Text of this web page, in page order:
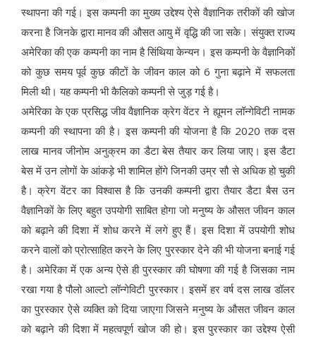
स्थापना की गई। इस कम्पनी का मुख्य उद्देश्य ऐसे वैज्ञानिक तरीकों की खोज
करना है जिनके द्वारा मानव की औसत आयु में वृद्धि की जा सके। संयुक्त राज्य
अमेरिका की एक कम्पनी का नाम है सिंथिया केन्यन। इस कम्पनी के वैज्ञानिकों
को कुछ समय पूर्व कुछ कीटों के जीवन काल को 6 गुना बढ़ाने में सफलता
मिली थी। यह कम्पनी भी कैलिको कम्पनी से जुड़ गई है।
अमेरिका के एक प्रसिद्ध जीव वैज्ञानिक क्रेग वेंटर ने ह्यूमन लॉन्गेविटी नामक
कम्पनी की स्थापना की है। इस कम्पनी की योजना है कि 2020 तक दस
लाख मानव जीनोम अनुक्रम का डैटा बेस तैयार कर लिया जाए। इस डैटा
बेस में उन लोगों के आंकड़े भी शामिल होंगे जिनकी उम्र सौ से अधिक हो चुकी
है। क्रेग वेंटर का विश्वास है कि उनकी कम्पनी द्वारा तैयार डैटा बैस उन
वैज्ञानिकों के लिए बहुत उपयोगी साबित होगा जो मनुष्य के औसत जीवन काल
को बढ़ाने की दिशा में शोध करने में लगे हुए हैं। इस दिशा में उपयोगी शोध
करने वालों को प्रोत्साहित करने के लिए पुरस्कार देने की भी योजना बनाई गई
है। अमेरिका में एक अन्य ऐसे ही पुरस्कार की घोषणा की गई है जिसका नाम
रखा गया है पौलो आल्टो लॉन्गेविटी पुरस्कार। इसमें हर वर्ष दस लाख डॉलर
का पुरस्कार ऐसे व्यक्ति को दिया जाएगा जिसने मनुष्य के औसत जीवन काल
को बढ़ाने की दिशा में महत्वपूर्ण खोज की हो। इस पुरस्कार का उद्देश्य ऐसी